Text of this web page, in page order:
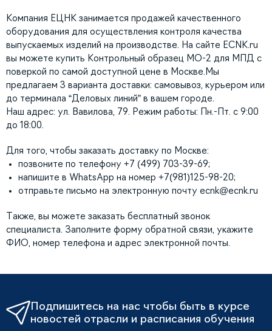
Компания ЕЦНК занимается продажей качественного
оборудования для осуществления контроля качества
выпускаемых изделий на производстве. На сайте ECNK.ru
вы можете купить Контрольный образец МО-2 для МПД с
поверкой по самой доступной цене в Москве.Мы
предлагаем 3 варианта доставки: самовывоз, курьером или
до терминала “Деловых линий” в вашем городе.
Наш адрес: ул. Вавилова, 79. Режим работы: Пн.-Пт. с 9:00
до 18:00.
Для того, чтобы заказать доставку по Москве:
позвоните по телефону +7 (499) 703-39-69;
напишите в WhatsApp на номер +7(981)125-98-20;
отправьте письмо на электронную почту ecnk@ecnk.ru
Также, вы можете заказать бесплатный звонок
специалиста. Заполните форму обратной связи, укажите
ФИО, номер телефона и адрес электронной почты.
Подпишитесь на нас чтобы быть в курсе
новостей отрасли и расписания обучения